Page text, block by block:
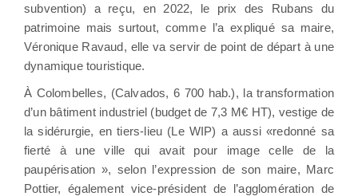
subvention) a reçu, en 2022, le prix des Rubans du
patrimoine mais surtout, comme l’a expliqué sa maire,
Véronique Ravaud, elle va servir de point de départ à une
dynamique touristique.
À Colombelles, (Calvados, 6 700 hab.), la transformation
d’un bâtiment industriel (budget de 7,3 M€ HT), vestige de
la sidérurgie, en tiers-lieu (Le WIP) a aussi «redonné sa
fierté à une ville qui avait pour image celle de la
paupérisation », selon l’expression de son maire, Marc
Pottier, également vice-président de l’agglomération de